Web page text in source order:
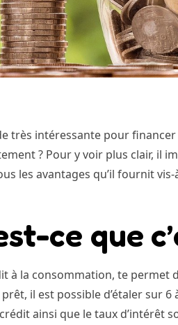
très intéressante pour
? Pour y voir plus clair, il
les avantages qu’il fournit vis-
ce que
à la consommation, te permet
il est possible d’étaler sur 6
ainsi que le taux d’intérêt